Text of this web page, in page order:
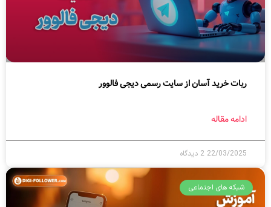
ربات خرید آسان از سایت رسمی دیجی فالوور
ادامه مقاله
22/03/2025 2 دیدگاه
شبکه های اجتماعی